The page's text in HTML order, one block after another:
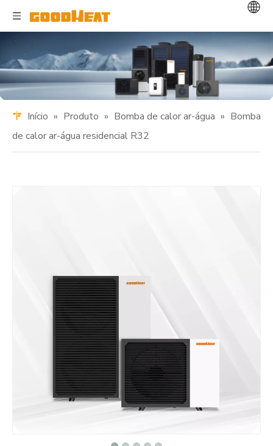
Início » Produto » Bomba de calor ar-água » Bomba
de calor ar-água residencial R32